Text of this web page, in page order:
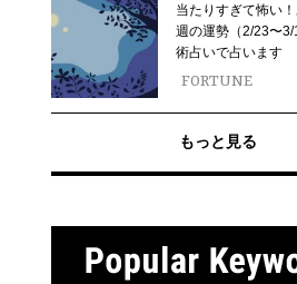
当たりすぎて怖い
週の運勢（2/23〜
術占いで占います
FORTUNE
もっと見る